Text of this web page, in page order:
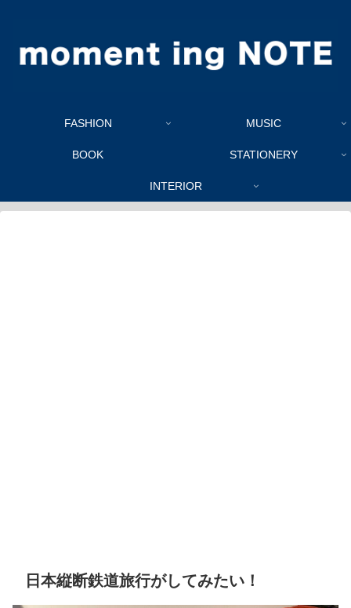
FASHION MUSIC
BOOK STATIONERY
INTERIOR
日本縦断鉄道旅行がしてみたい！